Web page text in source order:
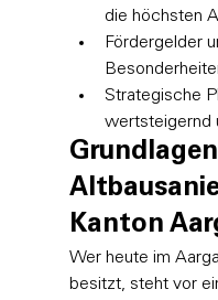
die höchsten
Fördergelder
Strategische
wertsteigernd
Kanton
Wer heute im
besitzt, steht vor